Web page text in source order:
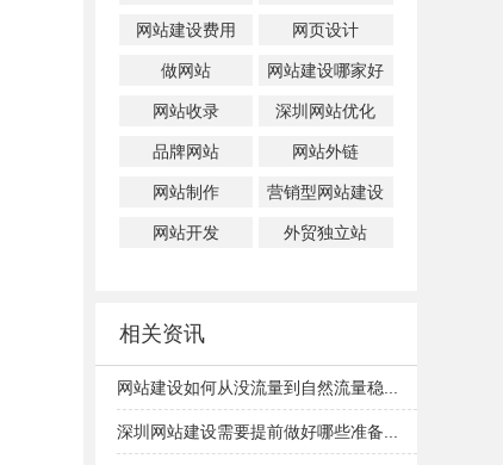
网站建设费用 网页设计
做网站 网站建设哪家好
网站收录 深圳网站优化
品牌网站 网站外链
网站制作 营销型网站建设
网站开发 外贸独立站
相关资讯
网站建设如何从没流量到自然流量稳...
深圳网站建设需要提前做好哪些准备...